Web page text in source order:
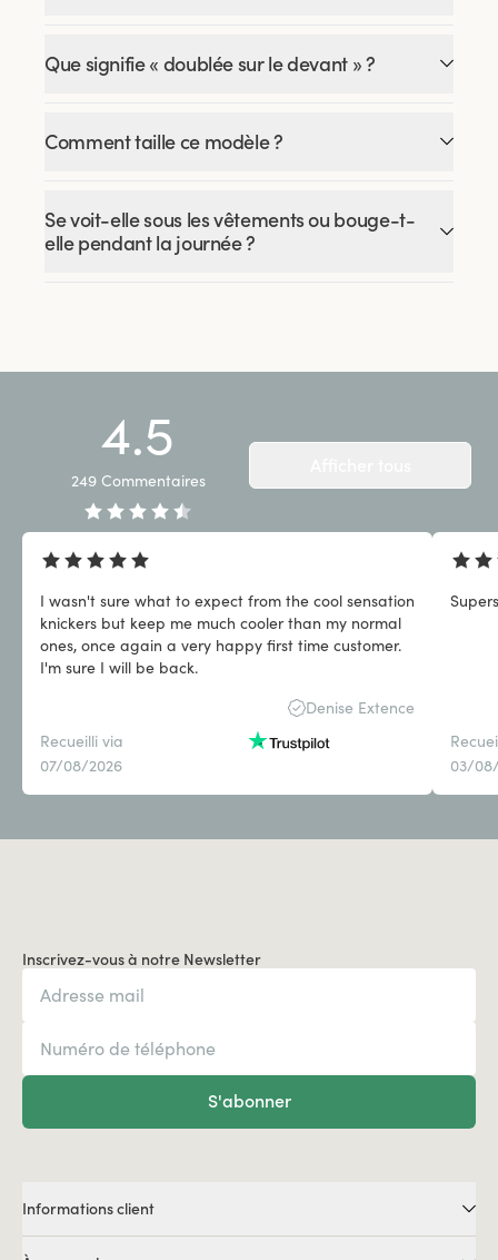
Que signifie « doublée sur le devant » ?
Comment taille ce modèle ?
Se voit-elle sous les vêtements ou bouge-t-
elle pendant la journée ?
4.5
249 Commentaires
I wasn't sure what to expect from the cool sensation
knickers but keep me much cooler than my normal
ones, once again a very happy first time customer.
I'm sure I will be back.
Denise Extence
Recueilli via
07/08/2026
03/
Inscrivez-vous à notre Newsletter
S'abonner
Informations client